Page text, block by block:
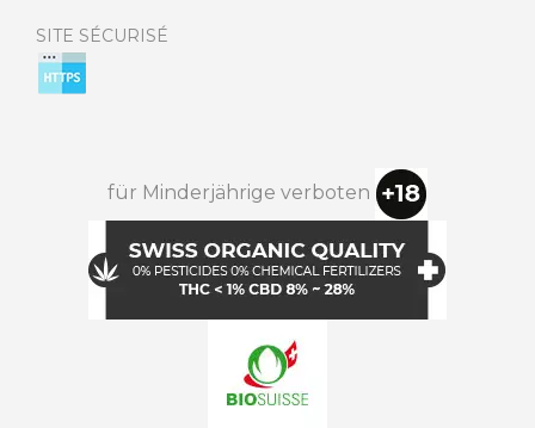
SITE SÉCURISÉ
für Minderjährige verboten